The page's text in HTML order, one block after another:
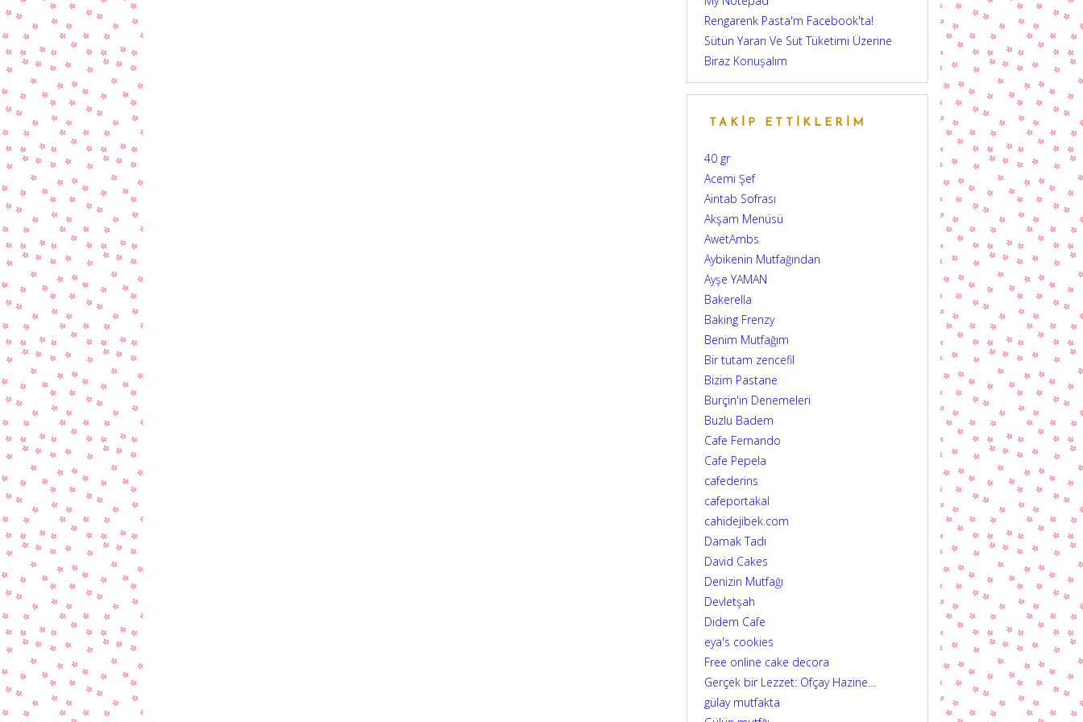
Rengarenk Pasta'm Facebook'ta!
Sütün Yararı Ve Süt Tüketimi Üzerine
Biraz Konuşalım
TAKIP ETTIKLERIM
40 gr
Acemi Şef
Aintab Sofrası
Akşam Menüsü
AwetAmbs
Aybikenin Mutfağından
Ayşe YAMAN
Bakerella
Baking Frenzy
Benim Mutfağım
Bir tutam zencefil
Bizim Pastane
Burçin'in Denemeleri
Buzlu Badem
Cafe Fernando
Cafe Pepela
cafederins
cafeportakal
cahidejibek.com
Damak Tadı
David Cakes
Denizin Mutfağı
Devletşah
Didem Cafe
eya's cookies
Free online cake decora
Gerçek bir Lezzet: Ofçay Hazine…
gülay mutfakta